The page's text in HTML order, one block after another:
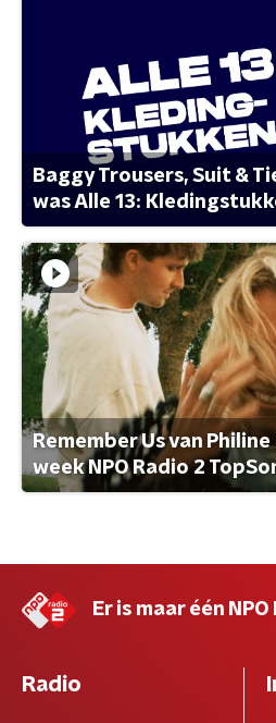
Baggy Trousers, Suit &
was Alle 13:
Remember Us van
week NPO Radio 2
Er is maar één NPO
Radio